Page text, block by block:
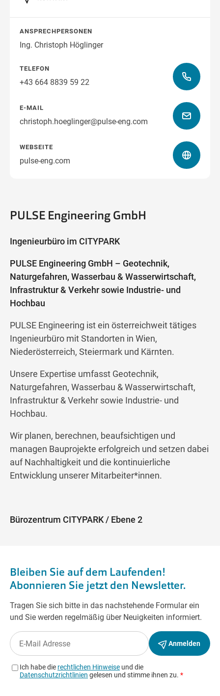
PULSE Engineering GmbH
Ingenieurbüro im CITYPARK
PULSE Engineering GmbH – Geotechnik,
Naturgefahren, Wasserbau & Wasserwirtschaft,
Infrastruktur & Verkehr sowie Industrie- und
Hochbau
PULSE Engineering ist ein österreichweit tätiges
Ingenieurbüro mit Standorten in Wien,
Niederösterreich, Steiermark und Kärnten.
Unsere Expertise umfasst Geotechnik,
Naturgefahren, Wasserbau & Wasserwirtschaft,
Infrastruktur & Verkehr sowie Industrie- und
Hochbau.
Wir planen, berechnen, beaufsichtigen und
managen Bauprojekte erfolgreich und setzen dabei
auf Nachhaltigkeit und die kontinuierliche
Entwicklung unserer Mitarbeiter*innen.
Bürozentrum CITYPARK / Ebene 2
ANSPRECHPERSONEN
Ing. Christoph Höglinger
TELEFON
+43 664 8839 59 22
E-MAIL
christoph.hoeglinger@pulse-eng.com
WEBSEITE
pulse-eng.com